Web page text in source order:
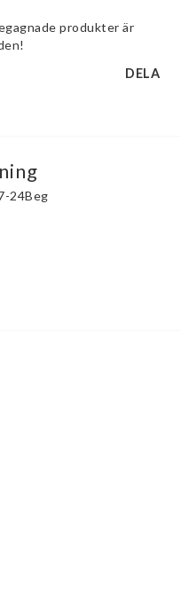
produkter är
DELA
24Beg